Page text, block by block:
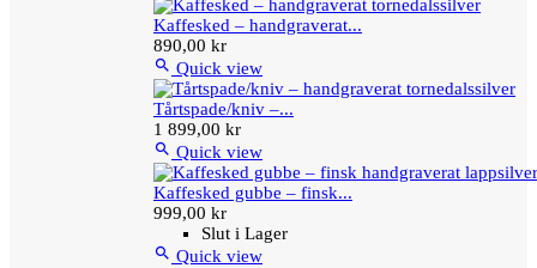
Kaffesked – handgraverat...
890,00 kr
 Quick view
Tårtspade/kniv –...
1 899,00 kr
 Quick view
Kaffesked gubbe – finsk...
999,00 kr
Slut i Lager
 Quick view